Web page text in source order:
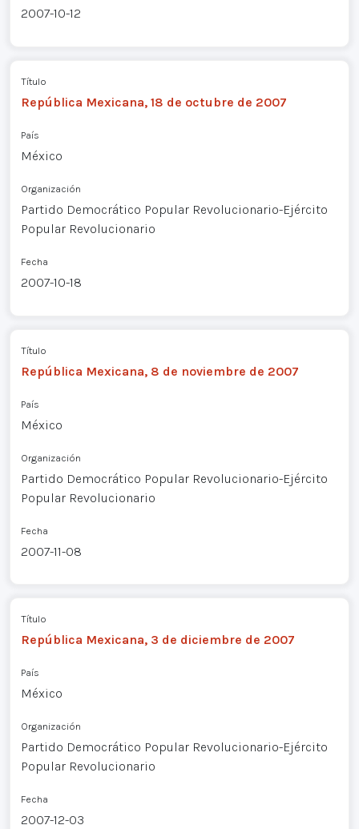
2007-10-12
Título
República Mexicana, 18 de octubre de 2007
País
México
Organización
Partido Democrático Popular Revolucionario-Ejército
Popular Revolucionario
Fecha
2007-10-18
Título
República Mexicana, 8 de noviembre de 2007
País
México
Organización
Partido Democrático Popular Revolucionario-Ejército
Popular Revolucionario
Fecha
2007-11-08
Título
República Mexicana, 3 de diciembre de 2007
País
México
Organización
Partido Democrático Popular Revolucionario-Ejército
Popular Revolucionario
Fecha
2007-12-03